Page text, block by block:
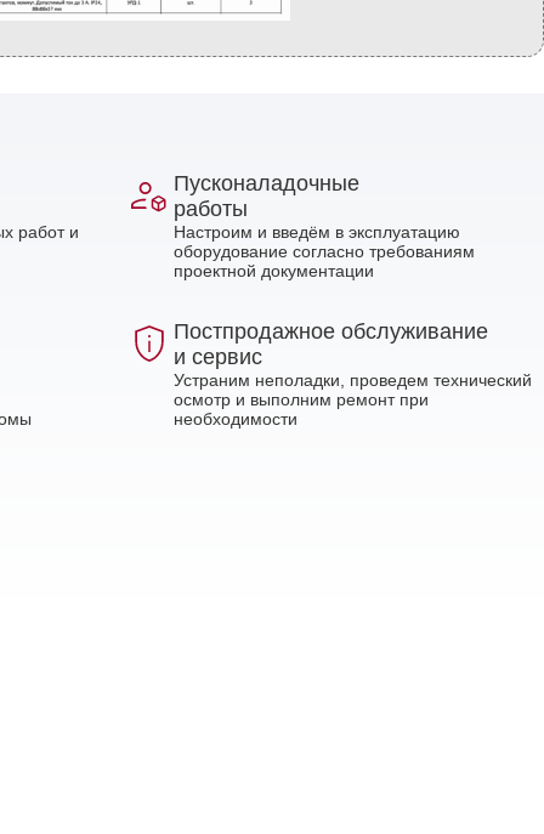
работ и
Пусконаладочные
работы
Настроим и введём в эксплуатацию
оборудование согласно требованиям
проектной документации
Постпродажное обслуживание
и сервис
Устраним неполадки, проведем технический
осмотр и выполним ремонт при
необходимости